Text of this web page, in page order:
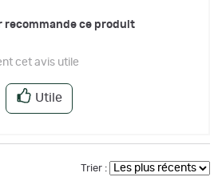
recommande ce produit
cet avis utile
Utile
Trier :